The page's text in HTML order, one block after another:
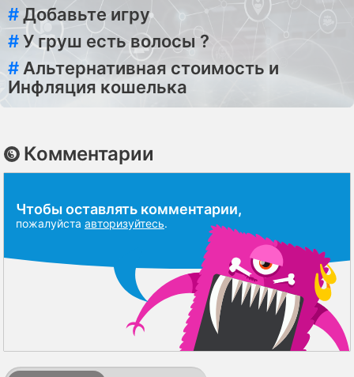
#Добавьте игру
#У груш есть волосы ?
# Альтернативная стоимость и
Инфляция кошелька
Комментарии
Чтобы оставлять комментарии,
пожалуйста авторизуйтесь.